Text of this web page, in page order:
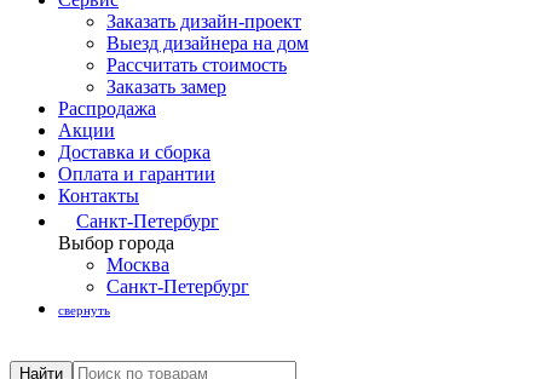
Заказать дизайн-проект
Выезд дизайнера на дом
Рассчитать стоимость
Заказать замер
Распродажа
Акции
Доставка и сборка
Оплата и гарантии
Контакты
Санкт-Петербург
Выбор города
Москва
Санкт-Петербург
свернуть